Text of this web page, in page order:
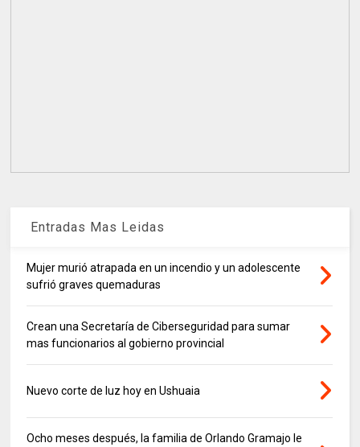
Entradas Mas Leidas
Mujer murió atrapada en un incendio y un adolescente
sufrió graves quemaduras
Crean una Secretaría de Ciberseguridad para sumar
mas funcionarios al gobierno provincial
Nuevo corte de luz hoy en Ushuaia
Ocho meses después, la familia de Orlando Gramajo le